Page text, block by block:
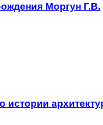
Моргун Г.В.
истории